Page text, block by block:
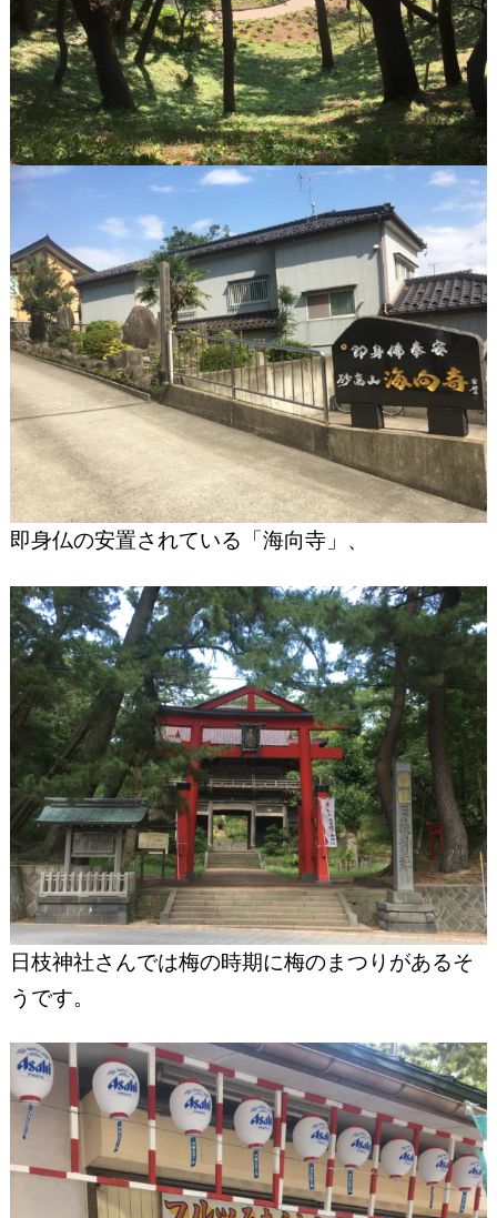
即身仏の安置されている「海向寺」、
日枝神社さんでは梅の時期に梅のまつりがあるそ
うです。